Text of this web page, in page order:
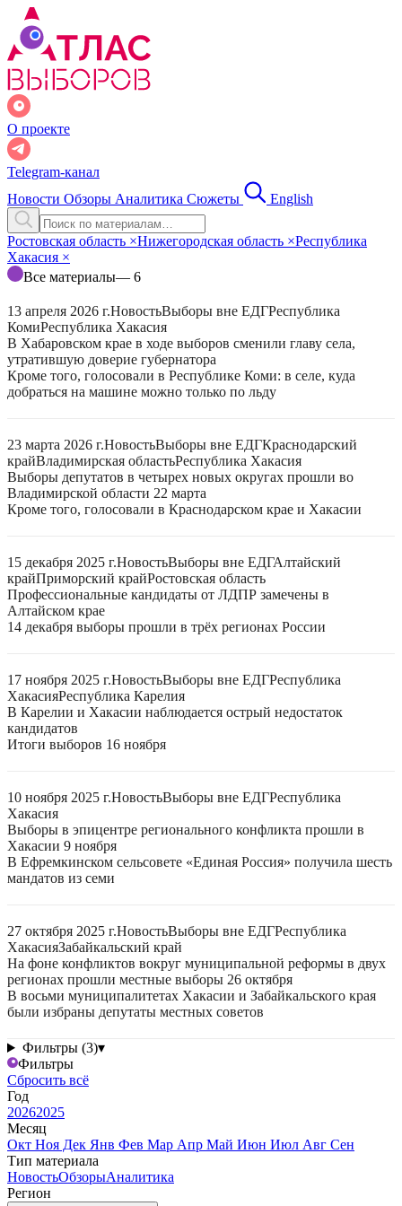
О проекте
Telegram-канал
Новости Обзоры Аналитика Сюжеты English
Ростовская область ×Нижегородская область ×Республика
Хакасия ×
Все материалы— 6
13 апреля 2026 г.НовостьВыборы вне ЕДГРеспублика
КомиРеспублика Хакасия
В Хабаровском крае в ходе выборов сменили главу села,
утратившую доверие губернатора
Кроме того, голосовали в Республике Коми: в селе, куда
добраться на машине можно только по льду
23 марта 2026 г.НовостьВыборы вне ЕДГКраснодарский
крайВладимирская областьРеспублика Хакасия
Выборы депутатов в четырех новых округах прошли во
Владимирской области 22 марта
Кроме того, голосовали в Краснодарском крае и Хакасии
15 декабря 2025 г.НовостьВыборы вне ЕДГАлтайский
крайПриморский крайРостовская область
Профессиональные кандидаты от ЛДПР замечены в
Алтайском крае
14 декабря выборы прошли в трёх регионах России
17 ноября 2025 г.НовостьВыборы вне ЕДГРеспублика
ХакасияРеспублика Карелия
В Карелии и Хакасии наблюдается острый недостаток
кандидатов
Итоги выборов 16 ноября
10 ноября 2025 г.НовостьВыборы вне ЕДГРеспублика
Хакасия
Выборы в эпицентре регионального конфликта прошли в
Хакасии 9 ноября
В Ефремкинском сельсовете «Единая Россия» получила шесть
мандатов из семи
27 октября 2025 г.НовостьВыборы вне ЕДГРеспублика
ХакасияЗабайкальский край
На фоне конфликтов вокруг муниципальной реформы в двух
регионах прошли местные выборы 26 октября
В восьми муниципалитетах Хакасии и Забайкальского края
были избраны депутаты местных советов
Фильтры (3)▾
Фильтры
Сбросить всё
Год
20262025
Месяц
Окт Ноя Дек Янв Фев Мар Апр Май Июн Июл Авг Сен
Тип материала
НовостьОбзорыАналитика
Регион